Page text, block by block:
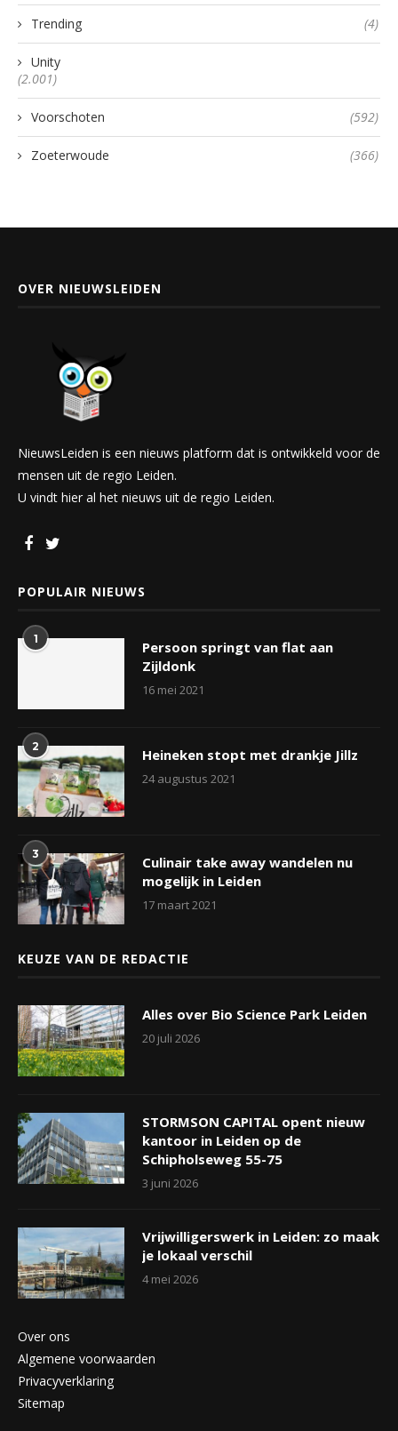
Trending (4)
Unity
(2.001)
Voorschoten (592)
Zoeterwoude (366)
OVER NIEUWSLEIDEN
NieuwsLeiden is een nieuws platform dat is ontwikkeld voor de
mensen uit de regio Leiden.
U vindt hier al het nieuws uit de regio Leiden.
POPULAIR NIEUWS
1
Persoon springt van flat aan
Zijldonk
16 mei 2021
2 Heineken stopt met drankje Jillz
24 augustus 2021
3
Culinair take away wandelen nu
mogelijk in Leiden
17 maart 2021
KEUZE VAN DE REDACTIE
Alles over Bio Science Park Leiden
20 juli 2026
STORMSON CAPITAL opent nieuw
kantoor in Leiden op de
Schipholseweg 55-75
3 juni 2026
Vrijwilligerswerk in Leiden: zo maak
je lokaal verschil
4 mei 2026
Over ons
Algemene voorwaarden
Privacyverklaring
Sitemap